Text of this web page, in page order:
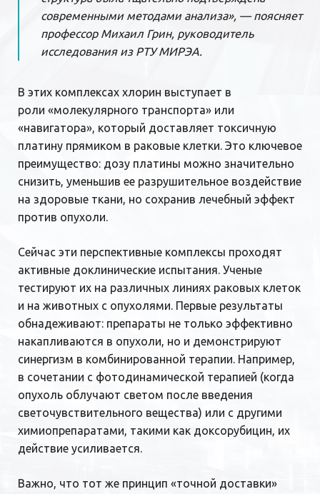
современными методами анализа», — поясняет
профессор Михаил Грин, руководитель
исследования из РТУ МИРЭА.
В этих комплексах хлорин выступает в
роли «молекулярного транспорта» или
«навигатора», который доставляет токсичную
платину прямиком в раковые клетки. Это ключевое
преимущество: дозу платины можно значительно
снизить, уменьшив ее разрушительное воздействие
на здоровые ткани, но сохранив лечебный эффект
против опухоли.
Сейчас эти перспективные комплексы проходят
активные доклинические испытания. Ученые
тестируют их на различных линиях раковых клеток
и на животных с опухолями. Первые результаты
обнадеживают: препараты не только эффективно
накапливаются в опухоли, но и демонстрируют
синергизм в комбинированной терапии. Например,
в сочетании с фотодинамической терапией (когда
опухоль облучают светом после введения
светочувствительного вещества) или с другими
химиопрепаратами, такими как доксорубицин, их
действие усиливается.
Важно, что тот же принцип «точной доставки»